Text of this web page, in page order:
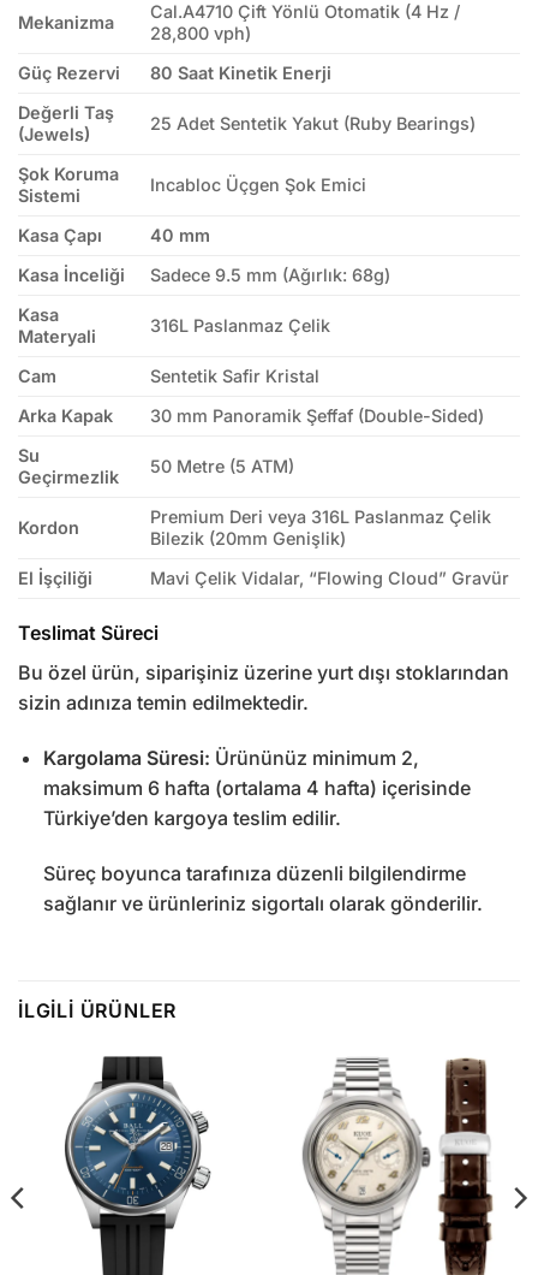
Mekanizma
Cal.A4710 Çift Yönlü Otomatik (4 Hz /
28,800 vph)
Güç Rezervi
80 Saat Kinetik Enerji
Değerli Taş
(Jewels)
25 Adet Sentetik Yakut (Ruby Bearings)
Şok Koruma
Sistemi
Incabloc Üçgen Şok Emici
Kasa Çapı
40 mm
Kasa İnceliği
Sadece 9.5 mm (Ağırlık: 68g)
Kasa
Materyali
316L Paslanmaz Çelik
Cam
Sentetik Safir Kristal
Arka Kapak
30 mm Panoramik Şeffaf (Double-Sided)
Su
Geçirmezlik
50 Metre (5 ATM)
Kordon
Premium Deri veya 316L Paslanmaz Çelik
Bilezik (20mm Genişlik)
El İşçiliği
Mavi Çelik Vidalar, “Flowing Cloud” Gravür
Teslimat Süreci
Bu özel ürün, siparişiniz üzerine yurt dışı stoklarından
sizin adınıza temin edilmektedir.
Kargolama Süresi: Ürününüz minimum 2,
maksimum 6 hafta (ortalama 4 hafta) içerisinde
Türkiye’den kargoya teslim edilir.
Süreç boyunca tarafınıza düzenli bilgilendirme
sağlanır ve ürünleriniz sigortalı olarak gönderilir.
İLGILI ÜRÜNLER